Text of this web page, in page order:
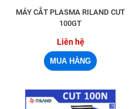
MÁY CẮT PLASMA RILAND CUT
100GT
Liên hệ